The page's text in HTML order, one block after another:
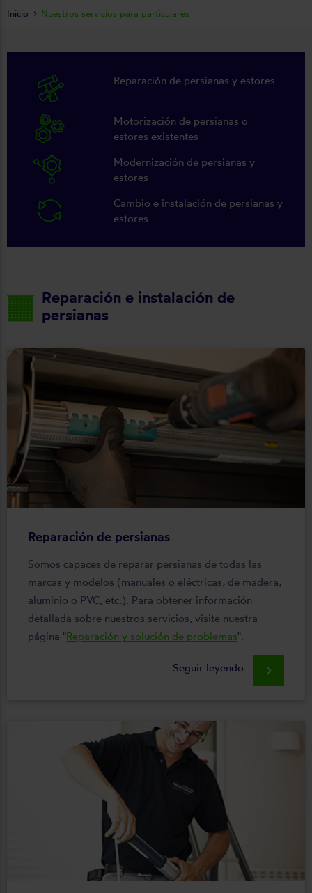
Reparación de persianas y estores
Motorización de persianas o
estores existentes
Modernización de persianas y
estores
Cambio e instalación de persianas y
estores
Reparación e instalación de
persianas
Reparación de persianas
Somos capaces de reparar persianas de todas las
marcas y modelos (manuales o eléctricas, de madera,
aluminio o PVC, etc.). Para obtener información
detallada sobre nuestros servicios, visite nuestra
página "Reparación y solución de problemas".
Seguir leyendo keyboard_arrow_right
Inicio Nuestros servicios para particulares